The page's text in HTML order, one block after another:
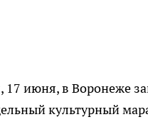
17 июня, в Воронеже
культурный